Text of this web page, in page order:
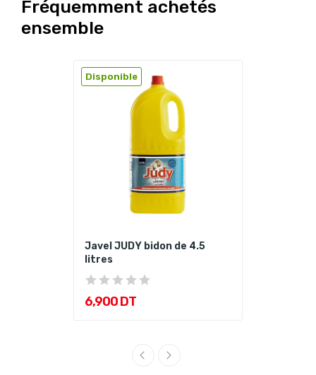
Fréquemment achetés
ensemble
Disponible
Javel JUDY bidon de 4.5
litres
6,900 DT